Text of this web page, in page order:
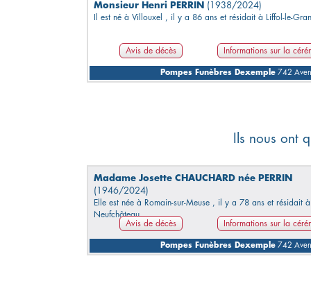
Monsieur Henri PERRIN (1938/2024)
Il est né à Villouxel , il y a 86 ans et résidait à Liffol-le-
Avis de décès Informations sur la
Pompes Funèbres Dexemple742
Ils nous ont
Madame Josette CHAUCHARD née PERRIN
(1946/2024)
Elle est née à Romain-sur-Meuse , il y a 78 ans et résidait à
Neufchâteau.
Avis de décès
Informations sur la
Pompes Funèbres Dexemple742